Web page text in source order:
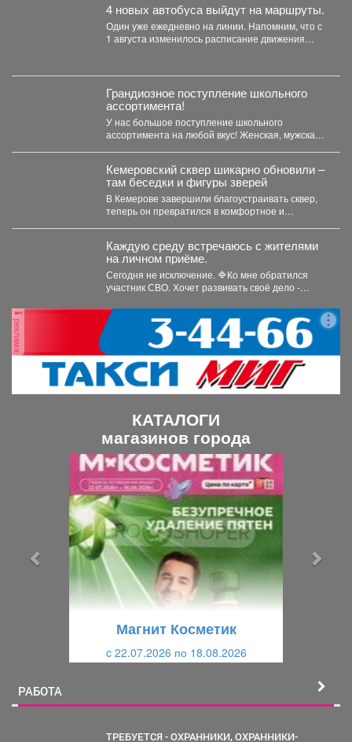
4 новых автобуса выйдут на маршруты.
Один уже ежедневно на линии. Напомним, что с
1 августа изменилось расписание движения
Грандиозное поступление школьного
ассортимента!
У нас большое поступление школьного
ассортимента на любой вкус! Женская, мужская и
Кемеровский сквер шикарно обновили –
там беседки и фигуры зверей
В Кемерове завершили благоустраивать сквер,
теперь он превратился в комфортное и
Каждую среду встречаюсь с жителями
на личном приёме.
Сегодня не исключение. 🔷Ко мне обратился
участник СВО. Хочет развивать своё дело -
реклама
КАТАЛОГИ
магазинов города
Магнит Косметик
c 22.07.2026 по 18.08.2026
РАБОТА
ТРЕБУЕТСЯ - ОХРАННИКИ, ОХРАННИКИ-